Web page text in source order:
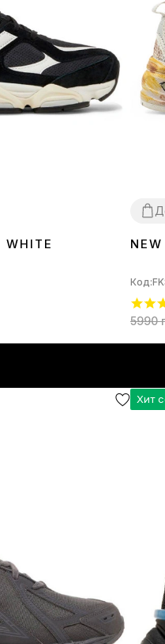
WHITE
3637
Код:
5990
Хит